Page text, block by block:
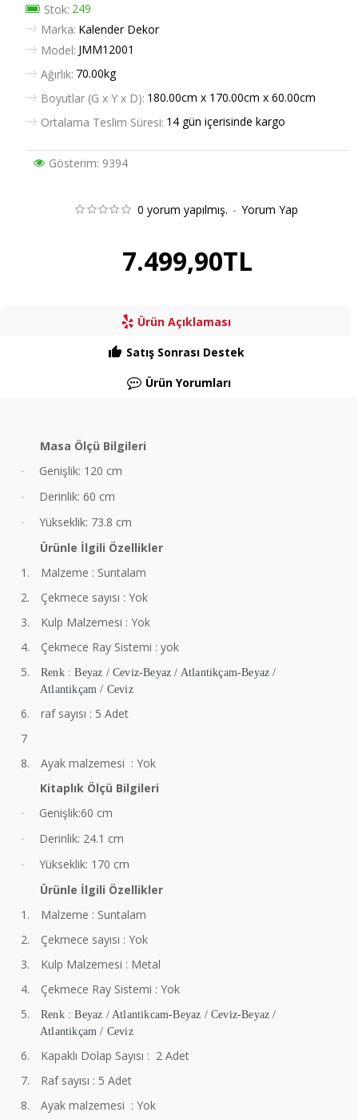
Stok: 249
Marka: Kalender Dekor
Model: JMM12001
Ağırlık: 70.00kg
Boyutlar (G x Y x D): 180.00cm x 170.00cm x 60.00cm
Ortalama Teslim Süresi: 14 gün içerisinde kargo
Gösterim: 9394
0 yorum yapılmış. - Yorum Yap
7.499,90TL
Ürün Açıklaması
Satış Sonrası Destek
Ürün Yorumları
Masa Ölçü Bilgileri
· Genişlik: 120 cm
· Derinlik: 60 cm
·
Yükseklik: 73.8 cm
Ürünle İlgili Özellikler
1.
Malzeme : Suntalam
2.
Çekmece sayısı : Yok
3.
Kulp Malzemesi : Yok
4.
Çekmece Ray Sistemi : yok
5.
Renk : Beyaz / Ceviz-Beyaz / Atlantikçam-Beyaz /
Atlantikçam / Ceviz
6.
raf sayısı : 5 Adet
7
8.
Ayak malzemesi : Yok
Kitaplık Ölçü Bilgileri
· Genişlik:60 cm
· Derinlik: 24.1 cm
·
Yükseklik: 170 cm
Ürünle İlgili Özellikler
1.
Malzeme : Suntalam
2.
Çekmece sayısı : Yok
3.
Kulp Malzemesi : Metal
4.
Çekmece Ray Sistemi : Yok
5.
Renk : Beyaz / Atlantikcam-Beyaz / Ceviz-Beyaz /
Atlantikçam / Ceviz
6.
Kapaklı Dolap Sayısı : 2 Adet
7.
Raf sayısı : 5 Adet
8.
Ayak malzemesi : Yok